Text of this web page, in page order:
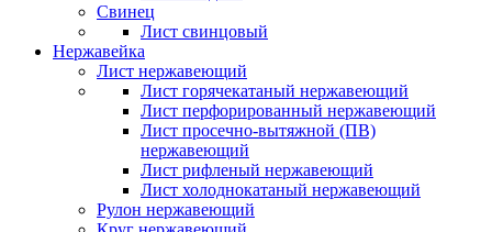
Свинец
Лист свинцовый
Нержавейка
Лист нержавеющий
Лист горячекатаный нержавеющий
Лист перфорированный нержавеющий
Лист просечно-вытяжной (ПВ)
нержавеющий
Лист рифленый нержавеющий
Лист холоднокатаный нержавеющий
Рулон нержавеющий